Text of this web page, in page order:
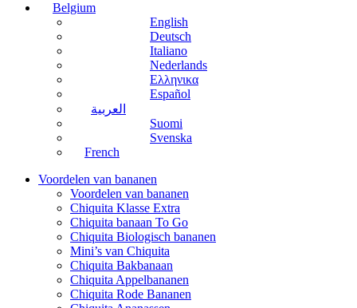
Belgium
English
Deutsch
Italiano
Nederlands
Ελληνικα
Español
العربية
Suomi
Svenska
French
Voordelen van bananen
Voordelen van bananen
Chiquita Klasse Extra
Chiquita banaan To Go
Chiquita Biologisch bananen
Mini’s van Chiquita
Chiquita Bakbanaan
Chiquita Appelbananen
Chiquita Rode Bananen